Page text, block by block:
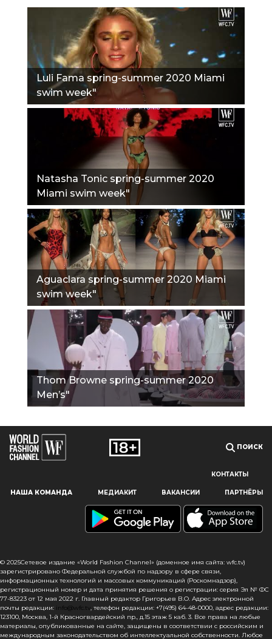
Наш сайт использует файлы cookie и похожие технологии,
пользователям, предоставляя персонализированную
информацию, запоминая предпочтения в области
сайта, вы подтверждаете свое согласие на использование
файлов cookie в соответствии с настоящим уведомлением
в отношении данного типа файлов. Если вы не согласны
с тем, чтобы мы использовали данный тип файлов,
то вы должны соответствующим образом установить
настройки вашего браузера или не использовать сайт wfc.tv
Luli Fama spring-summer 2020 Miami
swim week"
Natasha Tonic spring-summer 2020
Miami swim week"
Aguaclara spring-summer 2020 Miami
swim week"
Thom Browne spring-summer 2020
Men’s"
ПОИСК
КОНТАКТЫ
НАША КОМАНДА МЕДИАКИТ ВАКАНСИИ ПАРТНЁРЫ
© 2025Сетевое издание «World Fashion Channel» (доменное имя сайта: wfc.tv)
зарегистрировано Федеральной службой по надзору в сфере связи,
информационных технологий и массовых коммуникаций (Роскомнадзор),
регистрационный номер и дата принятия решения о регистрации: серия Эл № ФС
77-83223 от 12 мая 2022 г. Главный редактор Григорьев В.О. Адрес электронной
почты редакции: info@wfc.tv, телефон редакции: +7(495) 64-48-0000, адрес редакции:
123100, Москва, 1-й Красногвардейский пр., д.15 этаж 5 каб. 3. Все права на любые
материалы, опубликованные на сайте, защищены в соответствии с российским и
международным законодательством об интеллектуальной собственности. Любое